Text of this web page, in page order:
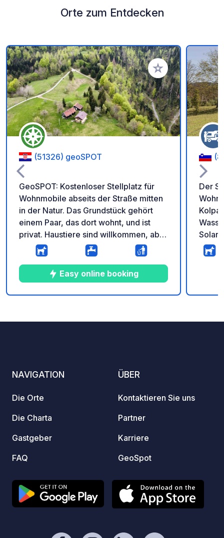
Orte zum Entdecken
Zu Ihren Favoriten
(51326) geoSPOT
GeoSPOT: Kostenloser Stellplatz für
Wohnmobile abseits der Straße mitten
in der Natur. Das Grundstück gehört
einem Paar, das dort wohnt, und ist
privat. Haustiere sind willkommen, aber
Sie werden von einem Border Collie
und seiner Frisbee begrüßt. Schöne
Spazierwege, ein Bach und eine
schöne Aussicht erwarten Sie.
Besuchen Sie uns auf Instagram:
Dankeschön an den Eigentümer. -
Easy online booking
Der
Kolpa
die
NAVIGATION
Die Orte
Die Charta
Gastgeber
FAQ
ÜBER
Kontaktieren Sie uns
Partner
Karriere
GeoSpot